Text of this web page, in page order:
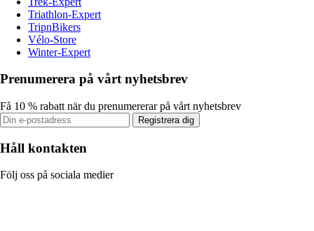
Triathlon-Expert
TripnBikers
Vélo-Store
Winter-Expert
Prenumerera på vårt nyhetsbrev
Få 10 % rabatt när du prenumererar på vårt nyhetsbrev
Registrera dig
Håll kontakten
Följ oss på sociala medier